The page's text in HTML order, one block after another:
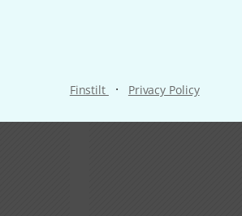
Finstilt · Privacy Policy